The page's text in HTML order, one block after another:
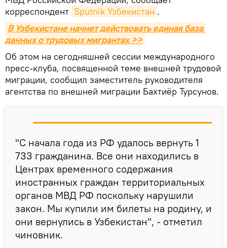
корреспондент Sputnik Узбекистан .
В Узбекистане начнет действовать единая база
данных о трудовых мигрантах >>
Об этом на сегодняшней сессии международного
пресс-клуба, посвященной теме внешней трудовой
миграции, сообщил заместитель руководителя
агентства по внешней миграции Бахтиёр Турсунов.
"С начала года из РФ удалось вернуть 1
733 гражданина. Все они находились в
Центрах временного содержания
иностранных граждан территориальных
органов МВД РФ поскольку нарушили
закон. Мы купили им билеты на родину, и
они вернулись в Узбекистан", - отметил
чиновник.